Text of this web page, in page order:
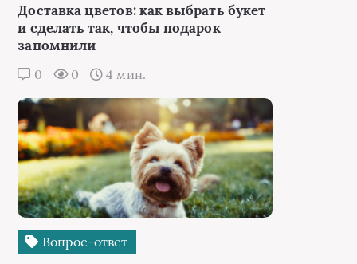
Доставка цветов: как выбрать букет
и сделать так, чтобы подарок
запомнили
0 0 4 мин.
Вопрос-ответ